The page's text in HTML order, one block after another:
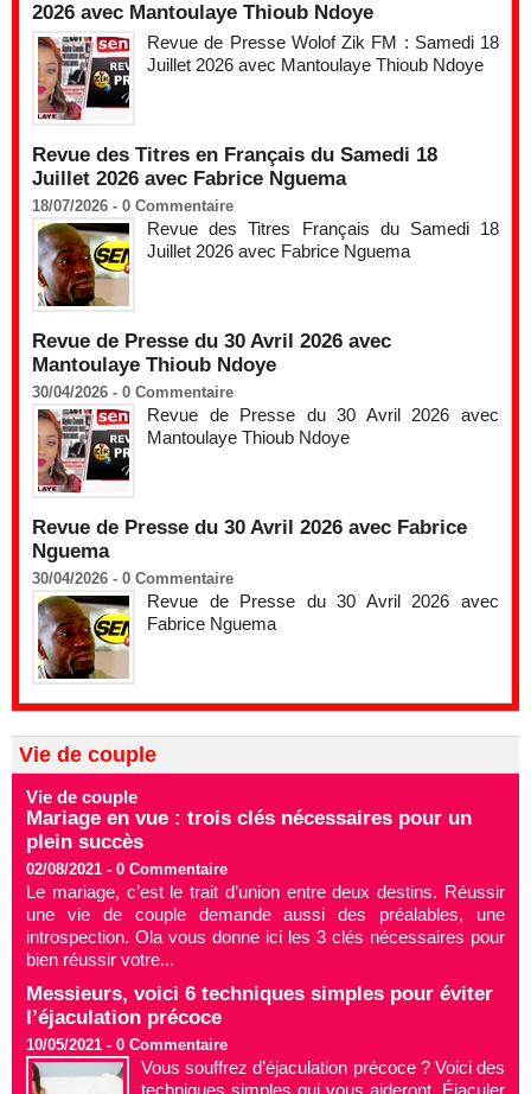
2026 avec Mantoulaye Thioub Ndoye
Revue de Presse Wolof Zik FM : Samedi 18
Juillet 2026 avec Mantoulaye Thioub Ndoye
Revue des Titres en Français du Samedi 18
Juillet 2026 avec Fabrice Nguema
18/07/2026 - 0 Commentaire
Revue des Titres Français du Samedi 18
Juillet 2026 avec Fabrice Nguema
Revue de Presse du 30 Avril 2026 avec
Mantoulaye Thioub Ndoye
30/04/2026 - 0 Commentaire
Revue de Presse du 30 Avril 2026 avec
Mantoulaye Thioub Ndoye
Revue de Presse du 30 Avril 2026 avec Fabrice
Nguema
30/04/2026 - 0 Commentaire
Revue de Presse du 30 Avril 2026 avec
Fabrice Nguema
Vie de couple
Vie de couple
Mariage en vue : trois clés nécessaires pour un
plein succès
02/08/2021 - 0 Commentaire
Le mariage, c’est le trait d’union entre deux destins. Réussir
une vie de couple demande aussi des préalables, une
introspection. Ola vous donne ici les 3 clés nécessaires pour
bien réussir votre...
Messieurs, voici 6 techniques simples pour éviter
l’éjaculation précoce
10/05/2021 - 0 Commentaire
Vous souffrez d’éjaculation précoce ? Voici des
techniques simples qui vous aideront. Éjaculer